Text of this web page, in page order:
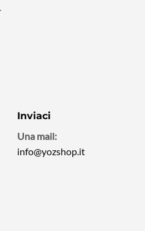
Inviaci
Una mail:
info@yozshop.it